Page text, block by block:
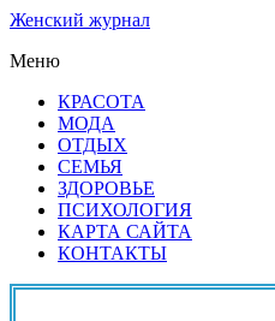
Женский журнал
Меню
КРАСОТА
МОДА
ОТДЫХ
СЕМЬЯ
ЗДОРОВЬЕ
ПСИХОЛОГИЯ
КАРТА САЙТА
КОНТАКТЫ